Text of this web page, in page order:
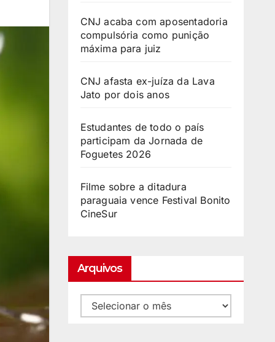
CNJ acaba com aposentadoria
compulsória como punição
máxima para juiz
CNJ afasta ex-juíza da Lava
Jato por dois anos
Estudantes de todo o país
participam da Jornada de
Foguetes 2026
Filme sobre a ditadura
paraguaia vence Festival Bonito
CineSur
Arquivos